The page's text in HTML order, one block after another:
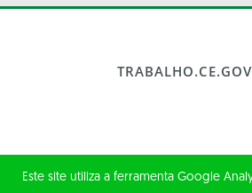
Este site utiliza a ferramenta Google